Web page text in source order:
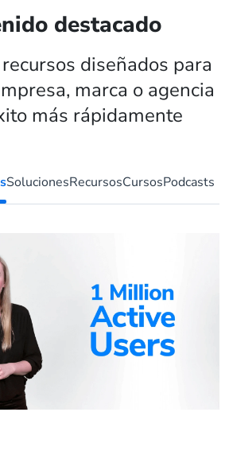
destacado
diseñados para
marca o agencia
más rápidamente
SolucionesRecursosCursosPodcasts